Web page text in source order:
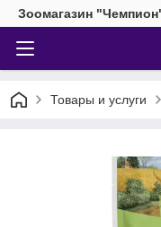
Зоомагазин
Товары и услуги